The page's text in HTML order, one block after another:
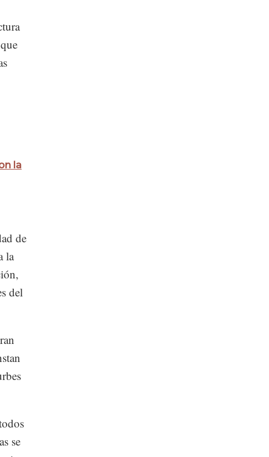
la
de
la
del
se